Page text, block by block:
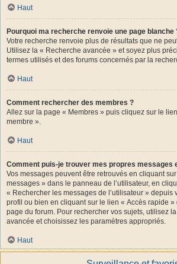
Haut
Pourquoi ma recherche renvoie une page blanche
Votre recherche renvoie plus de résultats que ne
Utilisez la « Recherche avancée » et soyez plus
termes utilisés et des forums concernés par la
Haut
Comment rechercher des membres ?
Allez sur la page « Membres » puis cliquez sur le
membre ».
Haut
Comment puis-je trouver mes propres messages
Vos messages peuvent être retrouvés en cliquant
messages » dans le panneau de l’utilisateur, en
« Rechercher les messages de l’utilisateur » depuis
profil ou bien en cliquant sur le lien « Accès rapide »
page du forum. Pour rechercher vos sujets, utilisez
avancée et choisissez les paramètres appropriés.
Haut